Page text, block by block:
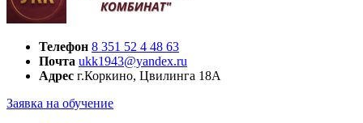
Телефон 8 351 52 4 48 63
Почта ukk1943@yandex.ru
Адрес г.Коркино, Цвилинга 18А
Заявка на обучение